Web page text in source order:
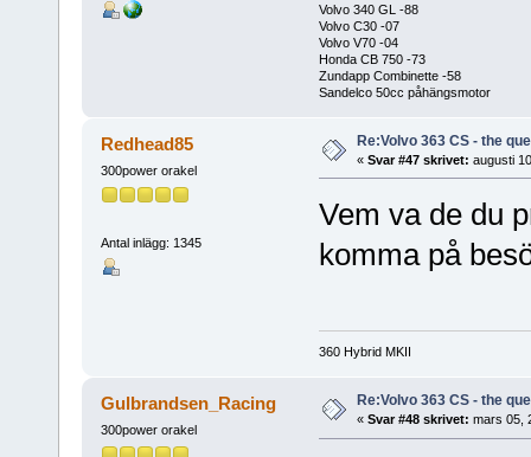
Volvo 340 GL -88
Volvo C30 -07
Volvo V70 -04
Honda CB 750 -73
Zundapp Combinette -58
Sandelco 50cc påhängsmotor
Redhead85
300power orakel
Antal inlägg: 1345
Re:Volvo 363 CS - the
« Svar #47 skrivet: augusti
Vem va de du
komma på
360 Hybrid MKII
Gulbrandsen_Racing
300power orakel
Re:Volvo 363 CS - the
« Svar #48 skrivet: mars 05,